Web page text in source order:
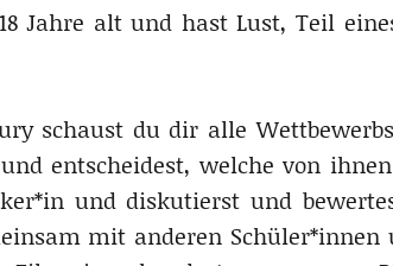
Jahre alt und hast Lust, Teil
schaust du dir alle
entscheidest, welche von
und diskutierst und
mit anderen